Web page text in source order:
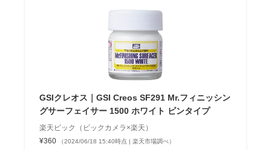
GSIクレオス｜GSI Creos SF291 Mr.フィニッシン
グサーフェイサー 1500 ホワイト ビンタイプ
楽天ビック（ビックカメラ×楽天）
¥360
（2024/06/18 15:40時点 | 楽天市場調べ）